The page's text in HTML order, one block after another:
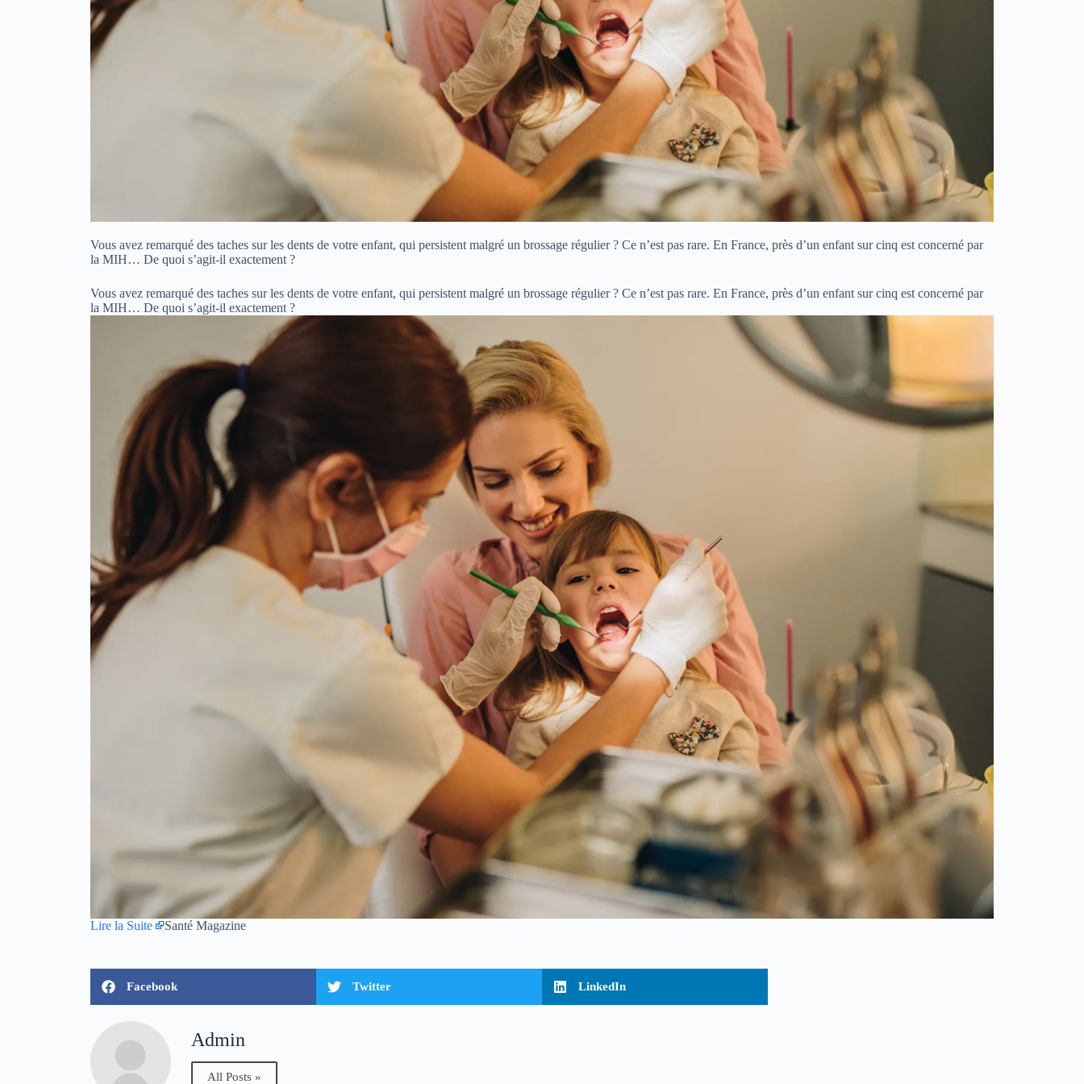
Vous avez remarqué des taches sur les dents de votre enfant, qui persistent malgré un brossage régulier ? Ce n’est pas rare. En France, près d’un enfant sur cinq est concerné par
la MIH… De quoi s’agit-il exactement ?
Vous avez remarqué des taches sur les dents de votre enfant, qui persistent malgré un brossage régulier ? Ce n’est pas rare. En France, près d’un enfant sur cinq est concerné par
la MIH… De quoi s’agit-il exactement ?
Lire la Suite Santé Magazine
Facebook Twitter LinkedIn
Admin
All Posts »